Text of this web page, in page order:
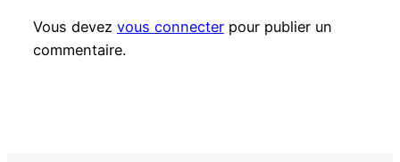
Vous devez vous connecterpour publier un
commentaire.